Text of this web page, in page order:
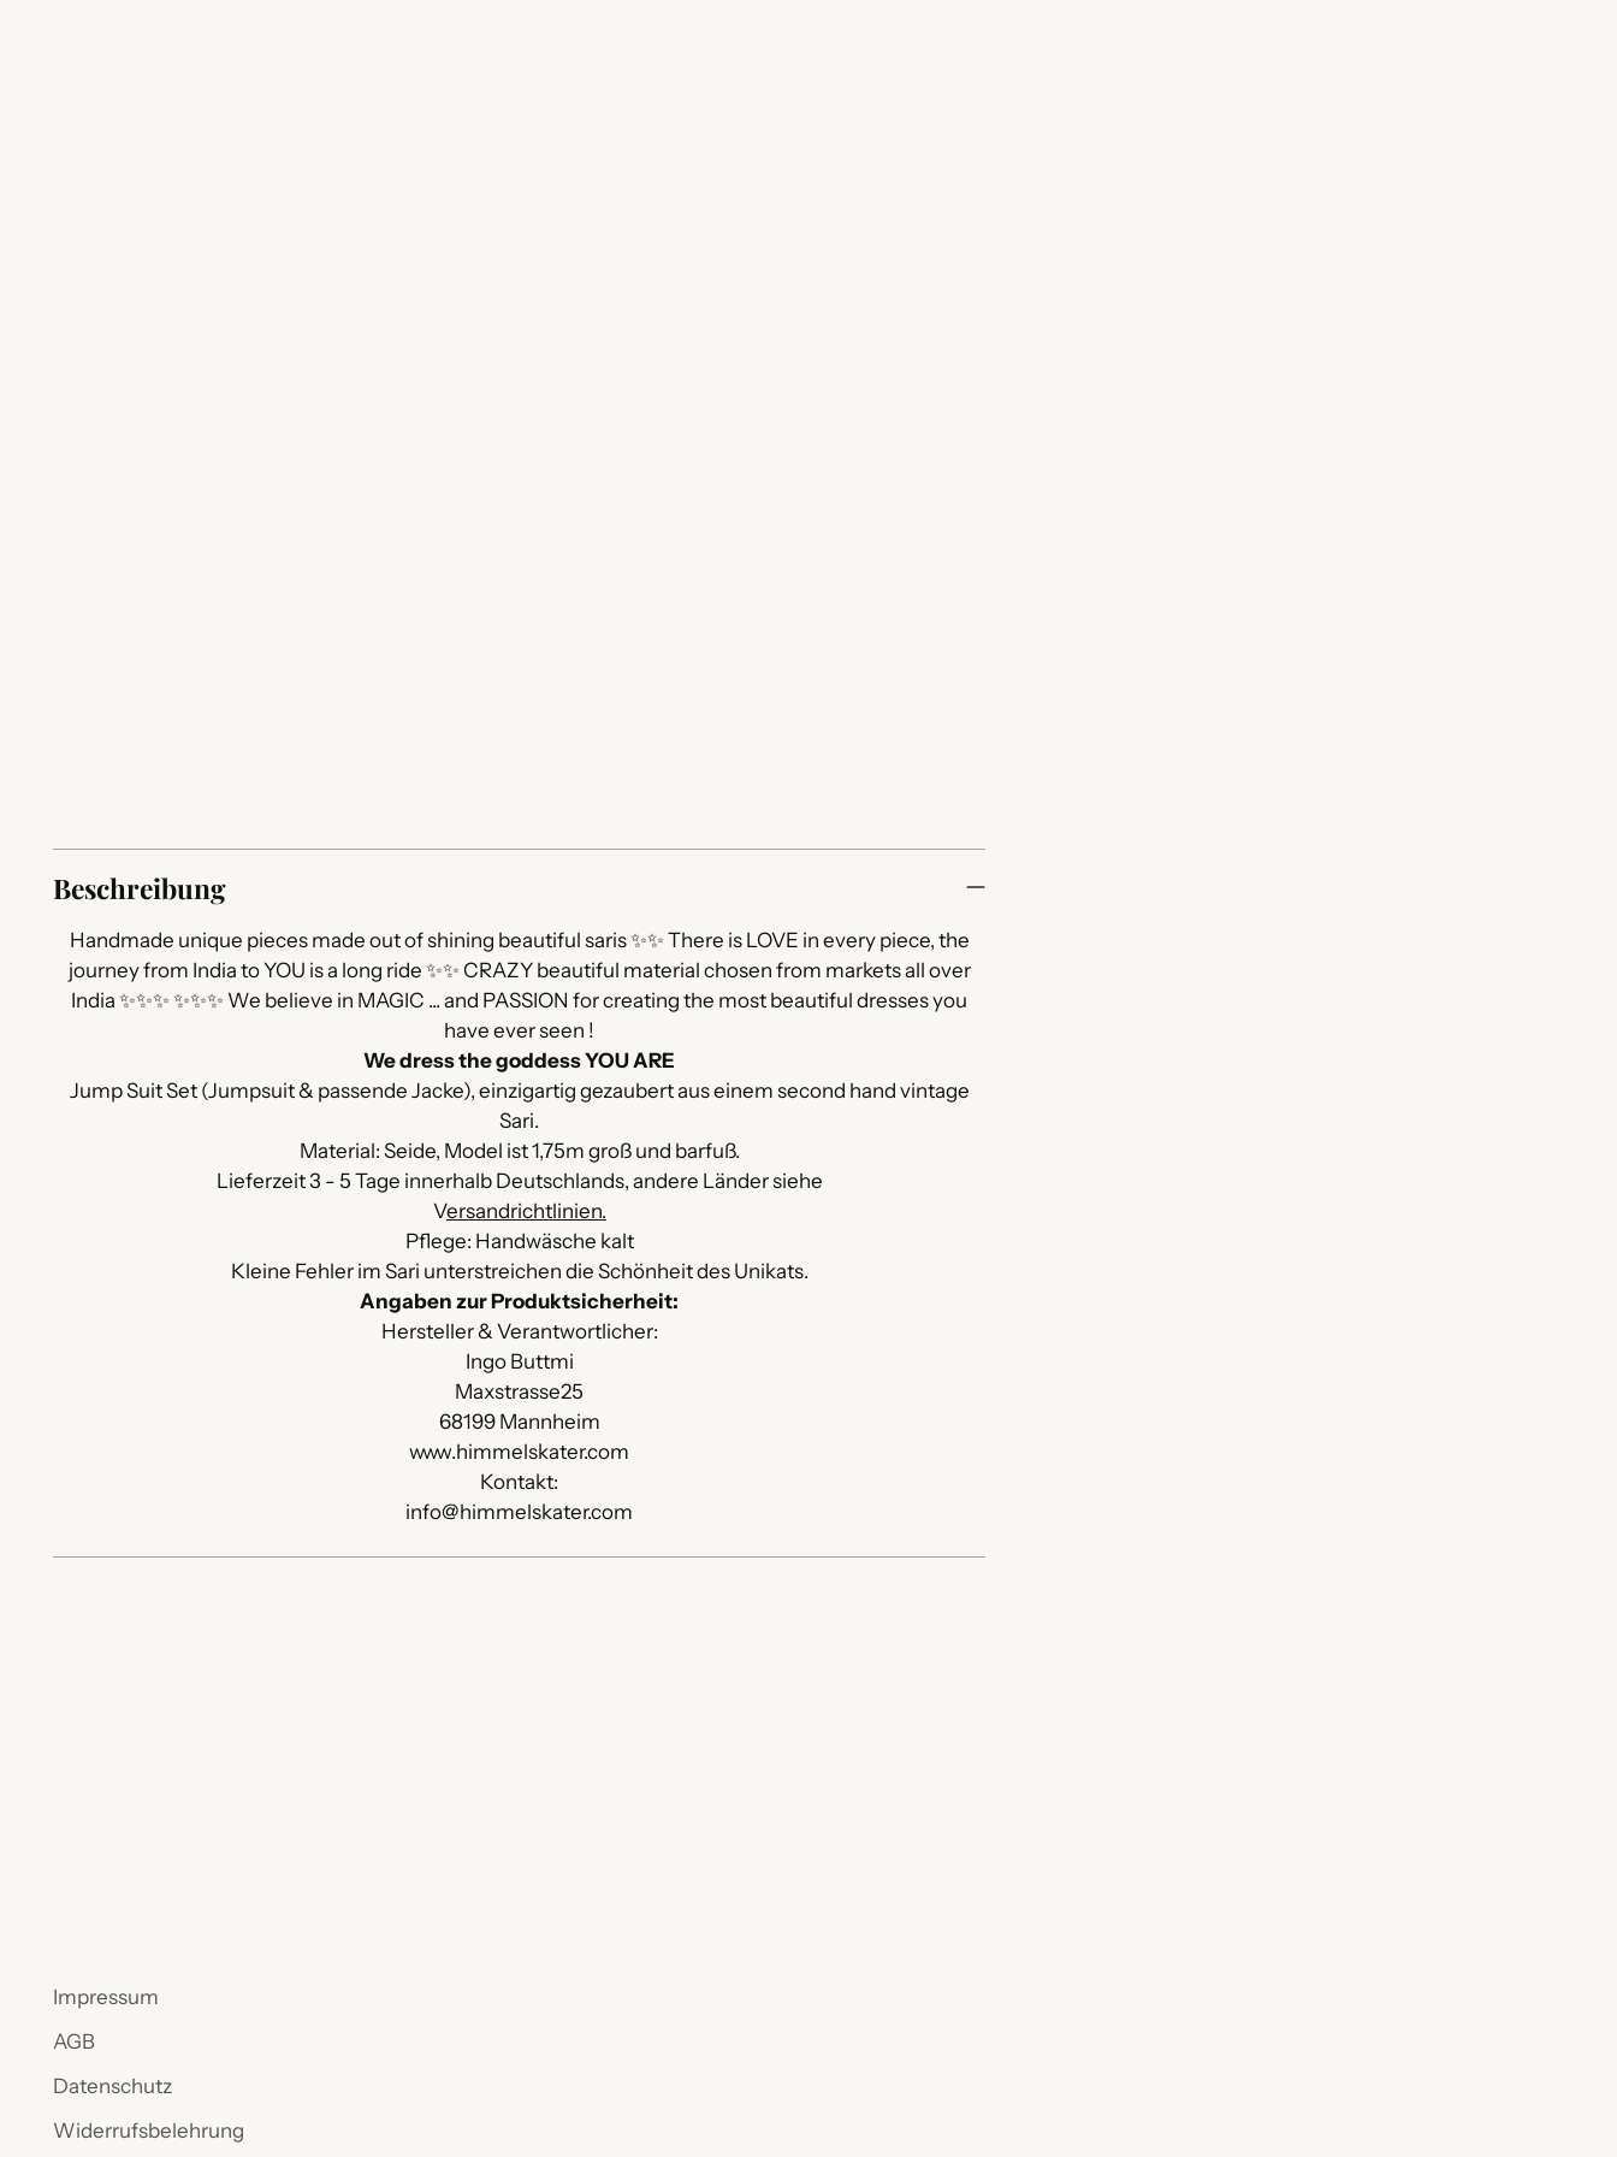
Beschreibung
Handmade unique pieces made out of shining beautiful saris ✨✨ There is LOVE in every piece, the
journey from India to YOU is a long ride ✨✨ CRAZY beautiful material chosen from markets all over
India ✨✨✨ ✨✨✨ We believe in MAGIC ... and PASSION for creating the most beautiful dresses you
have ever seen !
We dress the goddess YOU ARE
Jump Suit Set (Jumpsuit & passende Jacke), einzigartig gezaubert aus einem second hand vintage
Sari.
Material: Seide, Model ist 1,75m groß und barfuß.
Lieferzeit 3 - 5 Tage innerhalb Deutschlands, andere Länder siehe
Versandrichtlinien.
Pflege: Handwäsche kalt
Kleine Fehler im Sari unterstreichen die Schönheit des Unikats.
Angaben zur Produktsicherheit:
Hersteller & Verantwortlicher:
Ingo Buttmi
Maxstrasse25
68199 Mannheim
www.himmelskater.com
Kontakt:
info@himmelskater.com
Impressum
AGB
Datenschutz
Widerrufsbelehrung